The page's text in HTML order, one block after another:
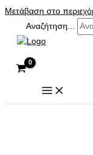
Μετάβαση στο
Αναζήτηση...